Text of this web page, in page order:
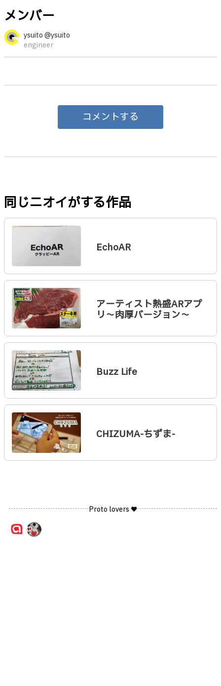
メンバー
ysuito @ysuito
engineer
コメントする
同じニオイがする作品
EchoAR
アーティスト熱盛ARアプ
リ～肉厚バージョン～
Buzz Life
CHIZUMA-ちずま-
Proto lovers ♥